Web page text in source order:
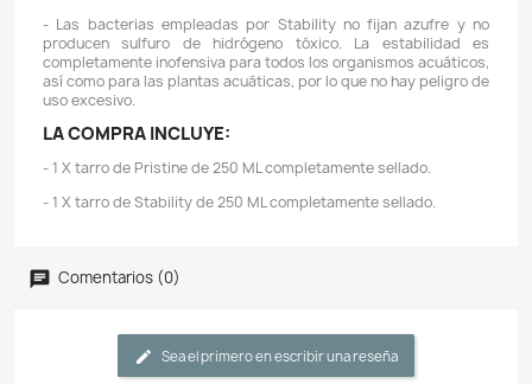
- Las especies de bacterias en Pristine prosperan en
o salada y pueden utilizar una amplia gama de
orgánicos, incluidas grasas que producen
antiestéticas.
- La mezcla bacteriana del Pristine puede adaptarse
duros o con poco oxígeno y continuar
mejorando las condiciones del agua.
previniendo así la causa número uno de muerte de
"síndrome del tanque nuevo".